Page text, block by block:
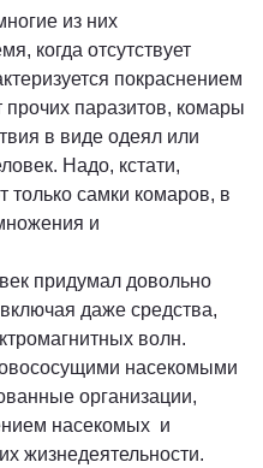
из них
когда отсутствует
покраснением
прочих паразитов, комары
в виде одеял или
Надо, кстати,
только самки комаров, в
и
придумал довольно
даже средства,
волн.
насекомыми
организации,
насекомых и
жизнедеятельности.